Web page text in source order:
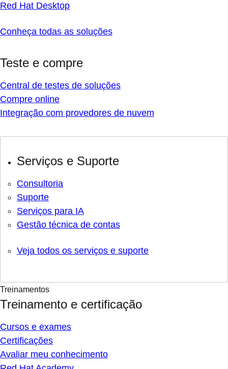
Red Hat Desktop
Conheça todas as soluções
Teste e compre
Central de testes de soluções
Compre online
Integração com provedores de nuvem
Serviços e Suporte
Consultoria
Suporte
Serviços para IA
Gestão técnica de contas
Veja todos os serviços e suporte
Treinamentos
Treinamento e certificação
Cursos e exames
Certificações
Avaliar meu conhecimento